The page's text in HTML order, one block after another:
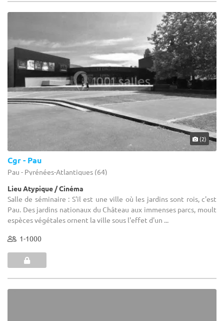
(2)
Cgr - Pau
Pau - Pyrénées-Atlantiques (64)
Lieu Atypique / Cinéma
Salle de séminaire : S'il est une ville où les jardins sont rois, c'est
Pau. Des jardins nationaux du Château aux immenses parcs, moult
espèces végétales ornent la ville sous l'effet d'un ...
1-1000